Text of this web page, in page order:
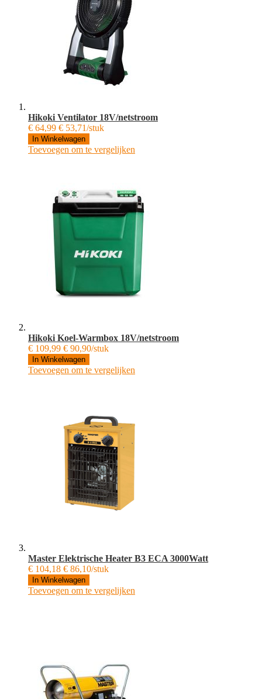
Hikoki Ventilator 18V/netstroom
€ 64,99 € 53,71/stuk
In Winkelwagen
Toevoegen om te vergelijken
Hikoki Koel-Warmbox 18V/netstroom
€ 109,99 € 90,90/stuk
In Winkelwagen
Toevoegen om te vergelijken
Master Elektrische Heater B3 ECA 3000Watt
€ 104,18 € 86,10/stuk
In Winkelwagen
Toevoegen om te vergelijken